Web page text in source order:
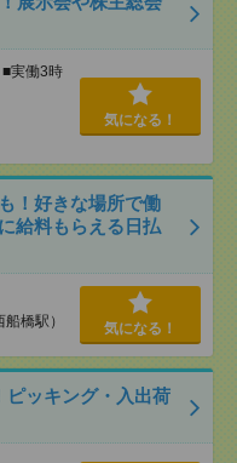
実働3時
気になる！
！好きな場所で働
給料もらえる日払
橋駅） 気になる！
ッキング・入出荷